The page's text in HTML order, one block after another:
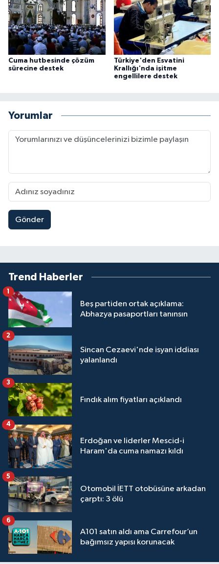
Cuma hutbesinde çözüm
sürecine destek
Türkiye'den Esvatini
Krallığı'nda işitme
engellilere destek
Yorumlar
Gönder
Trend Haberler
Beş partiden ortak açıklama:
Abhazya pasaportları tanınsın
1
Sincan Cezaevi'nde isyan iddiası
yalanlandı
2
Fındık alım fiyatları açıklandı
3
Erdoğan ve liderler Mescid-i
Haram'da cuma namazı kıldı
4
Otomobil İETT otobüsüne arkadan
çarptı: 3 ölü
5
A101 satın aldı ama Carrefour’un
bağımsız yapısı korunacak
6